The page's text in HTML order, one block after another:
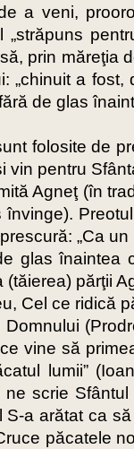
a veni,
prin măreţia
„chinuit a
de glas
folosite de
vin pentru
Agneţ (în
„Ca
glas înaintea
părţii
Cel ce ridică
vine să
lumii”
scrie
a arătat ca
păcatele